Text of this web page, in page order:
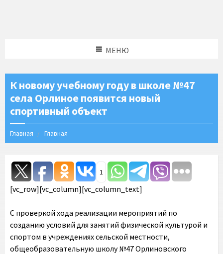
МЕНЮ
К новому учебному году в школе №47
села Орлиное появится новый
спортивный объект
Главная Главная
1
[vc_row][vc_column][vc_column_text]
С проверкой хода реализации мероприятий по
созданию условий для занятий физической культурой и
спортом в учреждениях сельской местности,
общеобразовательную школу №47 Орлиновского